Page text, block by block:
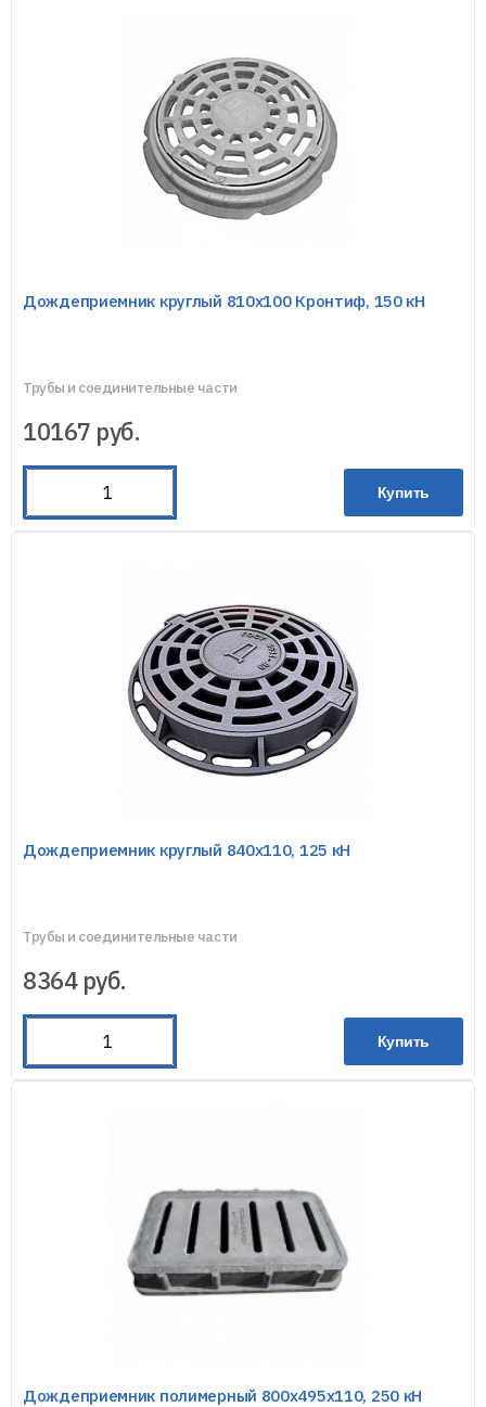
Дождеприемник круглый 810х100 Кронтиф, 150 кН
Трубы и соединительные части
10167 руб.
Купить
Дождеприемник круглый 840х110, 125 кН
Трубы и соединительные части
8364 руб.
Купить
Дождеприемник полимерный 800х495х110, 250 кН